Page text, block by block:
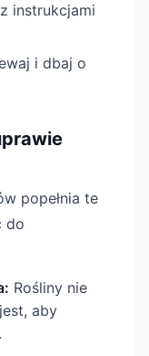
instrukcjami
i dbaj o
popełnia te
do
Rośliny nie
aby